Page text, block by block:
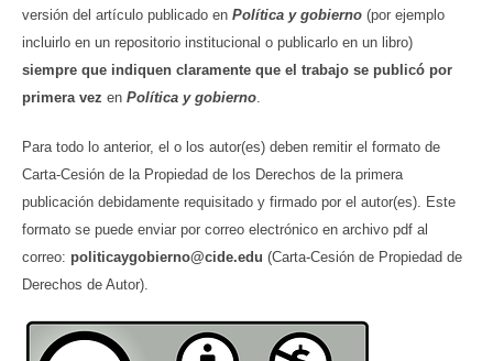
versión del artículo publicado en Política y gobierno (por ejemplo
incluirlo en un repositorio institucional o publicarlo en un libro)
siempre que indiquen claramente que el trabajo se publicó por
primera vez en Política y gobierno
Para todo lo anterior, el o los autor(es) deben remitir el formato de
Carta-Cesión de la Propiedad de los Derechos de la primera
publicación debidamente requisitado y firmado por el autor(es). Este
formato se puede enviar por correo electrónico en archivo pdf al
correo: politicaygobierno@cide.edu (Carta-Cesión de Propiedad de
Derechos de Autor).